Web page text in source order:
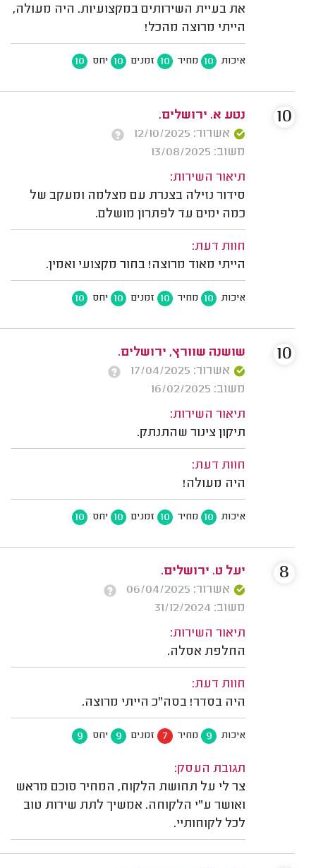
את בעיית השירותים במקצועיות. היה מעולה,
הייתי מרוצה מהכל!
איכות 10 מחיר 10 זמנים 10 יחס 10
נטע א. ירושלים.
אשרור: 12/10/2025
משוב: 13/08/2025
תיאור השירות:
סידור נזילה בצנרת עם מצלמה ומעקב של
כמה ימים עד לפתרון מושלם.
חוות דעת:
הייתי מאוד מרוצה! בחור מקצועי ואמין.
איכות 10 מחיר 10 זמנים 10 יחס 10
10
שושנה שוורץ, ירושלים.
אשרור: 17/04/2025
משוב: 16/02/2025
תיאור השירות:
תיקון צינור שהתנתק.
חוות דעת:
היה מעולה!
איכות 10 מחיר 10 זמנים 10 יחס 10
10
יעל ט. ירושלים.
אשרור: 06/04/2025
משוב: 31/12/2024
תיאור השירות:
החלפת אסלה.
חוות דעת:
היה בסדר! בסה"כ הייתי מרוצה.
איכות 9 מחיר 7 זמנים 9 יחס 9
תגובת העסק:
צר לי על תחושת הלקוח, המחיר סוכם מראש
ואושר ע"י הלקוחה. אמשיך לתת שירות טוב
לכל לקוחותיי.
8